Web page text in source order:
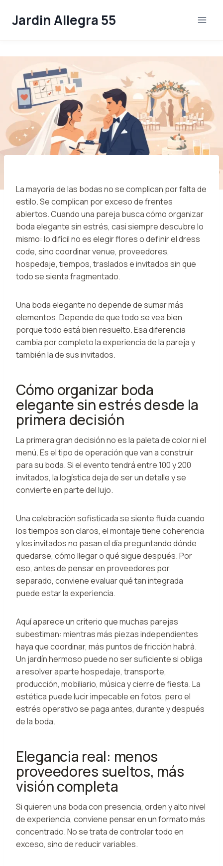
Jardin Allegra 55
La mayoría de las bodas no se complican por falta de
estilo. Se complican por exceso de frentes
abiertos. Cuando una pareja busca cómo organizar
boda elegante sin estrés, casi siempre descubre lo
mismo: lo difícil no es elegir flores o definir el dress
code, sino coordinar venue, proveedores,
hospedaje, tiempos, traslados e invitados sin que
todo se sienta fragmentado.
Una boda elegante no depende de sumar más
elementos. Depende de que todo se vea bien
porque todo está bien resuelto. Esa diferencia
cambia por completo la experiencia de la pareja y
también la de sus invitados.
Cómo organizar boda
elegante sin estrés desde la
primera decisión
La primera gran decisión no es la paleta de color ni el
menú. Es el tipo de operación que van a construir
para su boda. Si el evento tendrá entre 100 y 200
invitados, la logística deja de ser un detalle y se
convierte en parte del lujo.
Una celebración sofisticada se siente fluida cuando
los tiempos son claros, el montaje tiene coherencia
y los invitados no pasan el día preguntando dónde
quedarse, cómo llegar o qué sigue después. Por
eso, antes de pensar en proveedores por
separado, conviene evaluar qué tan integrada
puede estar la experiencia.
Aquí aparece un criterio que muchas parejas
subestiman: mientras más piezas independientes
haya que coordinar, más puntos de fricción habrá.
Un jardín hermoso puede no ser suficiente si obliga
a resolver aparte hospedaje, transporte,
producción, mobiliario, música y cierre de fiesta. La
estética puede lucir impecable en fotos, pero el
estrés operativo se paga antes, durante y después
de la boda.
Elegancia real: menos
proveedores sueltos, más
visión completa
Si quieren una boda con presencia, orden y alto nivel
de experiencia, conviene pensar en un formato más
concentrado. No se trata de controlar todo en
exceso, sino de reducir variables.